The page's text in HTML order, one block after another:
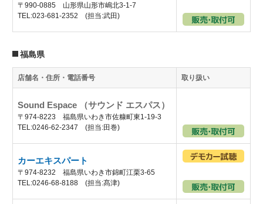
〒990-0885 山形県山形市嶋北3-1-7
TEL:023-681-2352 (担当:武田)
福島県
店舗名・住所・電話番号 取り扱い
Sound Espace （サウンド エスパス）
〒974-8223 福島県いわき市佐糠町東1-19-3
TEL:0246-62-2347 (担当:田巻)
カーエキスパート
〒974-8232 福島県いわき市錦町江栗3-65
TEL:0246-68-8188 (担当:髙津)